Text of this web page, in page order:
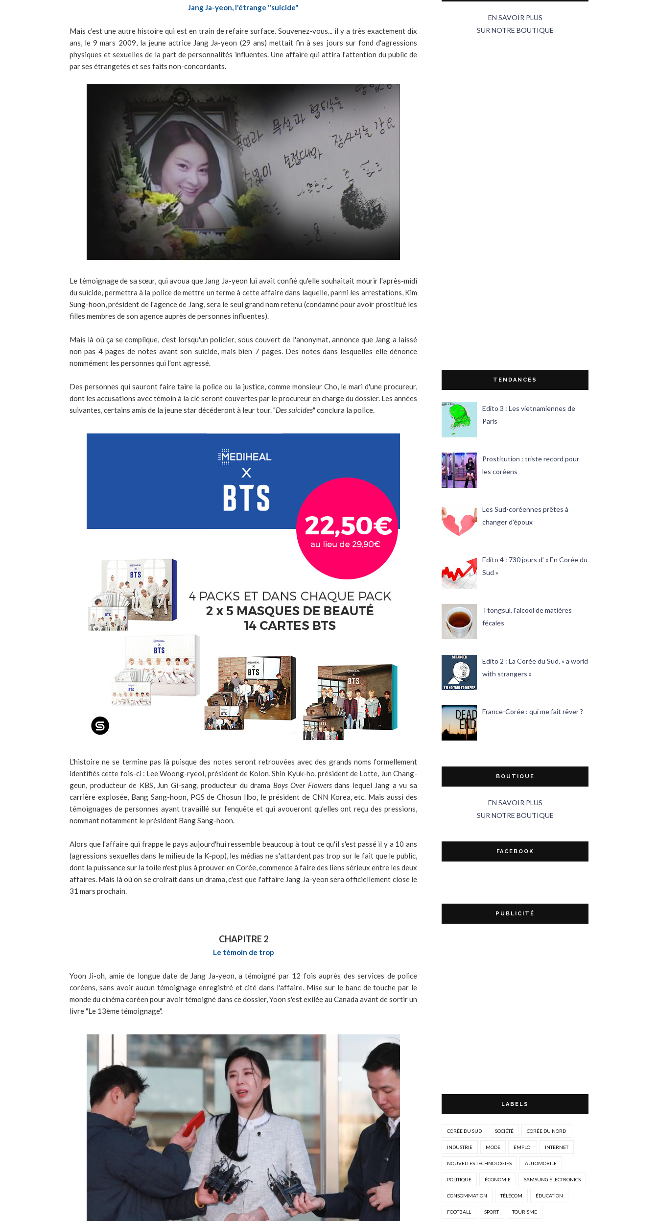
Jang Ja-yeon, l'étrange "suicide"
Mais c'est une autre histoire qui est en train de refaire surface. Souvenez-vous... il y a très exactement dix
ans, le 9 mars 2009, la jeune actrice Jang Ja-yeon (29 ans) mettait fin à ses jours sur fond d'agressions
physiques et sexuelles de la part de personnalités influentes. Une affaire qui attira l'attention du public de
par ses étrangetés et ses faits non-concordants.
Le témoignage de sa sœur, qui avoua que Jang Ja-yeon lui avait confié qu'elle souhaitait mourir l'après-midi
du suicide, permettra à la police de mettre un terme à cette affaire dans laquelle, parmi les arrestations, Kim
Sung-hoon, président de l'agence de Jang, sera le seul grand nom retenu (condamné pour avoir prostitué les
filles membres de son agence auprès de personnes influentes).
Mais là où ça se complique, c'est lorsqu'un policier, sous couvert de l'anonymat, annonce que Jang a laissé
non pas 4 pages de notes avant son suicide, mais bien 7 pages. Des notes dans lesquelles elle dénonce
nommément les personnes qui l'ont agressé.
Des personnes qui sauront faire taire la police ou la justice, comme monsieur Cho, le mari d'une procureur,
dont les accusations avec témoin à la clé seront couvertes par le procureur en charge du dossier. Les années
suivantes, certains amis de la jeune star décéderont à leur tour. "Des suicides" conclura la police.
L'histoire ne se termine pas là puisque des notes seront retrouvées avec des grands noms formellement
identifiés cette fois-ci : Lee Woong-ryeol, président de Kolon, Shin Kyuk-ho, président de Lotte, Jun Chang-
geun, producteur de KBS, Jun Gi-sang, producteur du drama Boys Over Flowersdans lequel Jang a vu sa
carrière explosée, Bang Sang-hoon, PGS de Chosun Ilbo, le président de CNN Korea, etc. Mais aussi des
témoignages de personnes ayant travaillé sur l'enquête et qui avoueront qu'elles ont reçu des pressions,
nommant notamment le président Bang Sang-hoon.
Alors que l'affaire qui frappe le pays aujourd'hui ressemble beaucoup à tout ce qu'il s'est passé il y a 10 ans
(agressions sexuelles dans le milieu de la K-pop), les médias ne s'attardent pas trop sur le fait que le public,
dont la puissance sur la toile n'est plus à prouver en Corée, commence à faire des liens sérieux entre les deux
affaires. Mais là où on se croirait dans un drama, c'est que l'affaire Jang Ja-yeon sera officiellement close le
31 mars prochain.
CHAPITRE 2
Le témoin de trop
Yoon Ji-oh, amie de longue date de Jang Ja-yeon, a témoigné par 12 fois auprès des services de police
coréens, sans avoir aucun témoignage enregistré et cité dans l'affaire. Mise sur le banc de touche par le
monde du cinéma coréen pour avoir témoigné dans ce dossier, Yoon s'est exilée au Canada avant de sortir un
livre "Le 13ème témoignage".
EN SAVOIR PLUS
SUR NOTRE BOUTIQUE
TENDANCES
Edito 3 : Les vietnamiennes de
Paris
Prostitution : triste record pour
les coréens
Les Sud-coréennes prêtes à
changer d'époux
Edito 4 : 730 jours d’ « En Corée du
Sud »
Ttongsul, l'alcool de matières
fécales
Edito 2 : La Corée du Sud, « a world
with strangers »
France-Corée : qui me fait rêver ?
BOUTIQUE
EN SAVOIR PLUS
SUR NOTRE BOUTIQUE
FACEBOOK
PUBLICITÉ
LABELS
CORÉE DU SUD SOCIÉTÉ CORÉE DU NORD
INDUSTRIE MODE EMPLOI INTERNET
NOUVELLES TECHNOLOGIES AUTOMOBILE
POLITIQUE ÉCONOMIE SAMSUNG ELECTRONICS
CONSOMMATION TÉLÉCOM ÉDUCATION
FOOTBALL SPORT TOURISME